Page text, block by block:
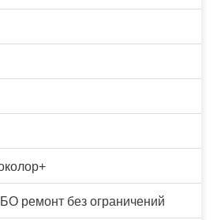
ремонт без ограничений